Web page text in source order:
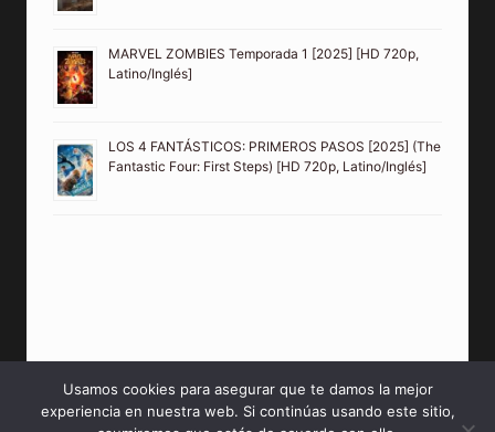
MARVEL ZOMBIES Temporada 1 [2025] [HD 720p,
Latino/Inglés]
LOS 4 FANTÁSTICOS: PRIMEROS PASOS [2025] (The
Fantastic Four: First Steps) [HD 720p, Latino/Inglés]
Usamos cookies para asegurar que te damos la mejor
experiencia en nuestra web. Si continúas usando este sitio,